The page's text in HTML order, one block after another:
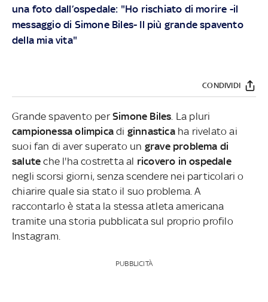
una foto dall’ospedale: "Ho rischiato di morire -il
messaggio di Simone Biles- Il più grande spavento
della mia vita"
CONDIVIDI
Grande spavento perSimone Biles . La pluri
campionessa olimpicadi ginnastica ha rivelato ai
suoi fan di aver superato un grave problema di
salute che l'ha costretta al ricovero in ospedale
negli scorsi giorni, senza scendere nei particolari o
chiarire quale sia stato il suo problema. A
raccontarlo è stata la stessa atleta americana
tramite una storia pubblicata sul proprio profilo
Instagram.
PUBBLICITÀ